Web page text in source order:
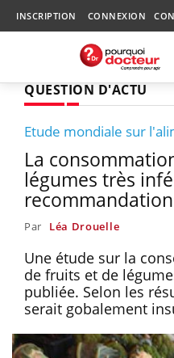
INSCRIPTION CONNEXION
QUESTION D'ACTU
Etude mondiale sur
La
légumes très
Par Léa Drouelle
Une étude sur la
de fruits et de
publiée. Selon les
serait gobalement